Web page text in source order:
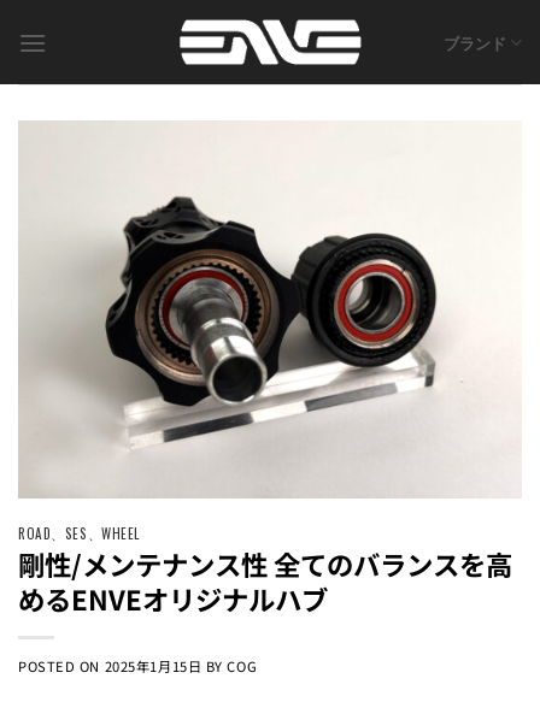
ブランド
ROAD SES 、WHEEL
剛性/メンテナンス性 全てのバランスを高
めるENVEオリジナルハブ
POSTED ON 2025年1月15日 BYCOG